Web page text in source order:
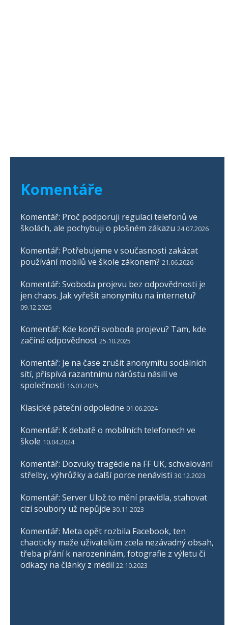
Komentáře
Komentář: Proč podporuji regulaci telefonů ve
školách, ale pochybuji o plošném zákazu 24.07.2026
Komentář: Potřebujeme v současnosti zakázat
používání mobilů ve škole zákonem? 21.06.2026
Komentář: Svoboda projevu bez odpovědnosti je
jen chaos. Jak vyřešit anonymitu na internetu?
09.12.2025
Komentář: Kde končí svoboda projevu? Tam, kde
začíná odpovědnost 25.10.2025
Komentář: Je na čase zrušit anonymitu sociálních
sítí, přispívá razantnímu nárůstu násilí ve
společnosti 16.03.2025
Klasické páteční odpoledne 01.06.2024
Komentář: K debatě o mobilních telefonech ve
škole 10.04.2024
Komentář: Dozvuky tragédie na FF UK, schvalování
střelby, výhrůžky a další porce nenávisti 30.12.2023
Komentář: Server Ulož.to mění pravidla, stahovat
cizí soubory už nepůjde 30.11.2023
Komentář: Meta opět rozbila Facebook, ten
chaoticky maže uživatelům zcela nezávadný obsah,
třeba přání k narozeninám, fotografie z výletu či
odkazy na články z médií 22.10.2023